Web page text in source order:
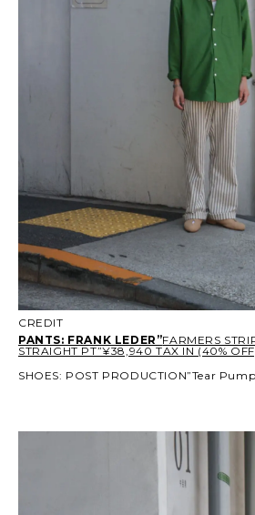
CREDIT
PANTS: FRANK LEDER”FARMERS
STRAIGHT PT”¥38,940 TAX IN (40%
SHOES: POST PRODUCTION”Tear